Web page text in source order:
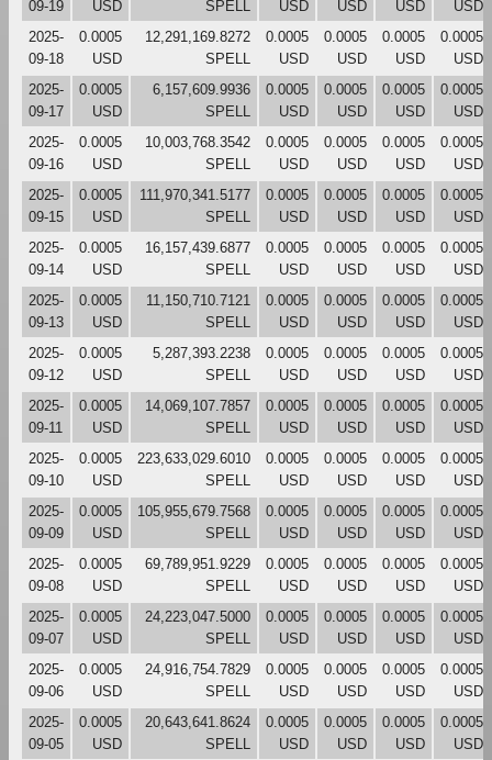
09-19
USD
SPELL
USD
USD
USD
USD
2025-
09-18
0.0005
USD
12,291,169.8272
SPELL
0.0005
USD
0.0005
USD
0.0005
USD
0.0005
USD
2025-
09-17
0.0005
USD
6,157,609.9936
SPELL
0.0005
USD
0.0005
USD
0.0005
USD
0.0005
USD
2025-
09-16
0.0005
USD
10,003,768.3542
SPELL
0.0005
USD
0.0005
USD
0.0005
USD
0.0005
USD
2025-
09-15
0.0005
USD
111,970,341.5177
SPELL
0.0005
USD
0.0005
USD
0.0005
USD
0.0005
USD
2025-
09-14
0.0005
USD
16,157,439.6877
SPELL
0.0005
USD
0.0005
USD
0.0005
USD
0.0005
USD
2025-
09-13
0.0005
USD
11,150,710.7121
SPELL
0.0005
USD
0.0005
USD
0.0005
USD
0.0005
USD
2025-
09-12
0.0005
USD
5,287,393.2238
SPELL
0.0005
USD
0.0005
USD
0.0005
USD
0.0005
USD
2025-
09-11
0.0005
USD
14,069,107.7857
SPELL
0.0005
USD
0.0005
USD
0.0005
USD
0.0005
USD
2025-
09-10
0.0005
USD
223,633,029.6010
SPELL
0.0005
USD
0.0005
USD
0.0005
USD
0.0005
USD
2025-
09-09
0.0005
USD
105,955,679.7568
SPELL
0.0005
USD
0.0005
USD
0.0005
USD
0.0005
USD
2025-
09-08
0.0005
USD
69,789,951.9229
SPELL
0.0005
USD
0.0005
USD
0.0005
USD
0.0005
USD
2025-
09-07
0.0005
USD
24,223,047.5000
SPELL
0.0005
USD
0.0005
USD
0.0005
USD
0.0005
USD
2025-
09-06
0.0005
USD
24,916,754.7829
SPELL
0.0005
USD
0.0005
USD
0.0005
USD
0.0005
USD
2025-
09-05
0.0005
USD
20,643,641.8624
SPELL
0.0005
USD
0.0005
USD
0.0005
USD
0.0005
USD